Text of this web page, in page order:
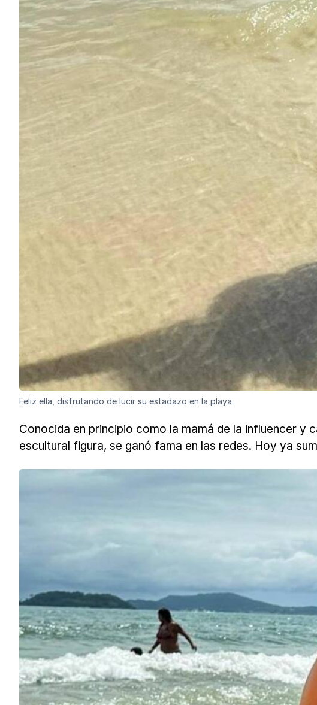
Feliz ella, disfrutando de lucir su estadazo en la playa.
Conocida en principio como la mamá de la influencer y
escultural figura, se ganó fama en las redes. Hoy ya